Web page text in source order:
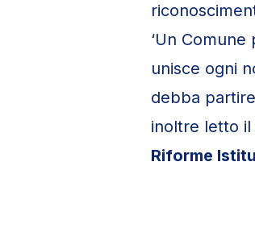
‘Un
unisce ogni
debba
inoltre letto il
Riforme